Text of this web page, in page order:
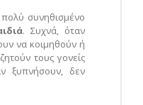
συνηθισμένο
. Συχνά, όταν
να κοιμηθούν ή
τους γονείς
ξυπνήσουν, δεν